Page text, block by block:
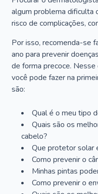
algum problema dificulta
risco de complicações,
Por isso, recomenda-se
ano para prevenir
de forma precoce.
você pode fazer na
são:
Qual é o meu tipo
Quais são os
cabelo?
Que protetor solar
Como prevenir o
Minhas pintas
Como prevenir o